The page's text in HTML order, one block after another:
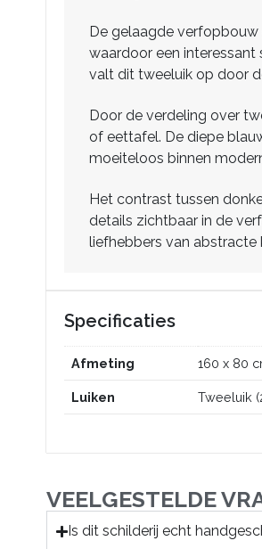
De gelaagde
waardoor een
valt dit tweeluik op door
Door de verdeling over
of eettafel. De diepe
moeiteloos binnen
Het contrast tussen
details zichtbaar in de
liefhebbers van abstracte
Specificaties
Afmeting 160 x 80
Luiken Tweeluik
VEELGESTELDE
Is dit schilderij echt